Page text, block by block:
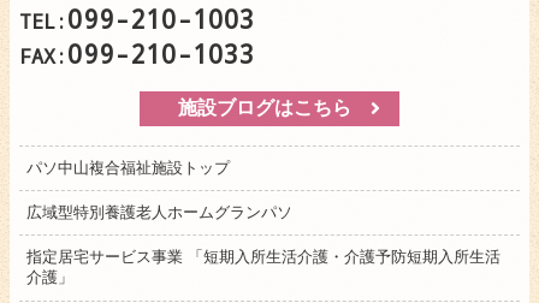
TEL:099-210-1003
FAX:099-210-1033
施設ブログはこちら
パソ中山複合福祉施設トップ
広域型特別養護老人ホームグランパソ
指定居宅サービス事業 「短期入所生活介護・介護予防短期入所生活
介護」